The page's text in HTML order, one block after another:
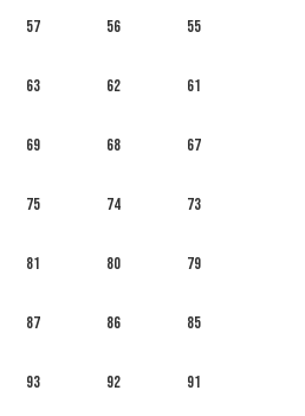
55
56
57
61
62
63
67
68
69
73
74
75
79
80
81
85
86
87
91
92
93